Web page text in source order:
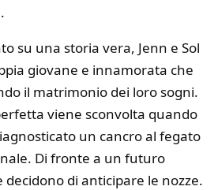
su una storia vera, Jenn e Sol
giovane e innamorata che
il matrimonio dei loro sogni.
viene sconvolta quando
un cancro al fegato
Di fronte a un futuro
decidono di anticipare le nozze.